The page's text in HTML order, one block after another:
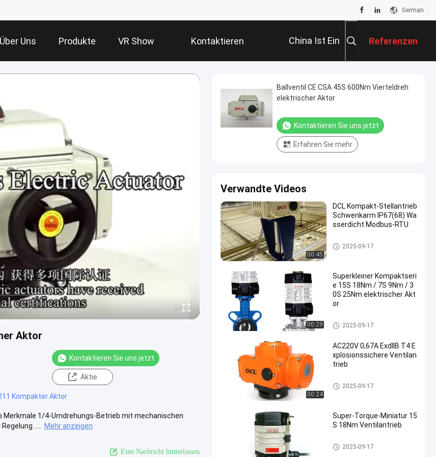
German
Über Uns Produkte VR Show Kontaktieren China Ist Ein Referenzen
Aktor
Kontaktieren Sie uns jetzt
Aktie
Kompakter Aktor
1/4-Umdrehungs-Betrieb mit mechanischen
.....
Mehr anzeigen
Eine Nachricht hinterlassen
Ballventil CE CSA 45S 600Nm Vierteldreh
elektrischer Aktor
Kontaktieren Sie uns jetzt
Erfahren Sie mehr
Verwandte Videos
00:45
DCL Kompakt-Stellantrieb
Schwenkarm IP67(68) Wa
sserdicht Modbus-RTU
Kompakter Aktor
2025-09-17
00:29
Superkleiner Kompaktseri
e 15S 18Nm / 7S 9Nm / 3
0S 25Nm elektrischer Akt
or
Kompakter Aktor
2025-09-17
00:24
AC220V 0,67A ExdIIB T4 E
xplosionssichere Ventilan
trieb
Kompakter Aktor
2025-09-17
Super-Torque-Miniatur 15
S 18Nm Ventilantrieb
Kompakter Aktor
2025-09-17